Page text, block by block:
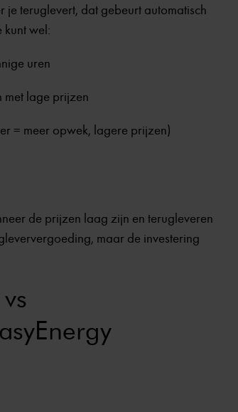
teruglevert, dat gebeurt automatisch
wel:
uren
met lage prijzen
= meer opwek, lagere prijzen)
de prijzen laag zijn en terugleveren
maar de investering